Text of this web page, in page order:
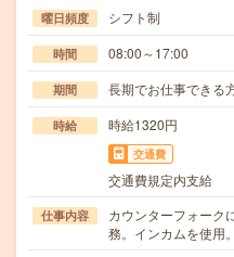
曜日頻度 シフト制
時間 08:00～17:00
期間 長期でお仕事できる
時給 時給1320円
交通費
交通費規定内支給
仕事内容
カウンターフォーク
務。インカムを使